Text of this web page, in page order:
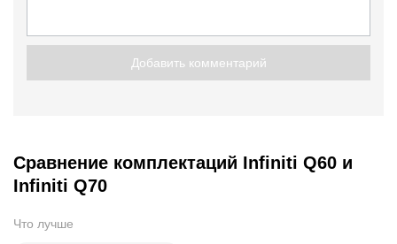
Добавить комментарий
Сравнение комплектаций Infiniti Q60 и
Infiniti Q70
Что лучше